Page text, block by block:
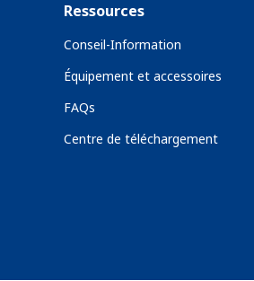
Ressources
Conseil-Information
Équipement et accessoires
FAQs
Centre de téléchargement